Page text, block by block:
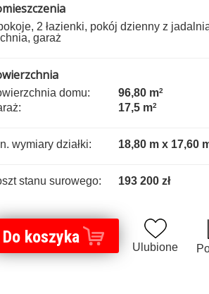
2 łazienki, pokój dzienny z
garaż
domu: 96,80 m2
17,5 m2
wymiary działki: 18,80 m x 17,60
stanu surowego: 193 200 zł
Do koszyka
Ulubione